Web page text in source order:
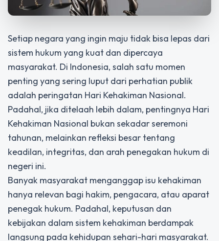
Setiap negara yang ingin maju tidak bisa lepas dari
sistem hukum yang kuat dan dipercaya
masyarakat. Di Indonesia, salah satu momen
penting yang sering luput dari perhatian publik
adalah peringatan Hari Kehakiman Nasional.
Padahal, jika ditelaah lebih dalam, pentingnya Hari
Kehakiman Nasional bukan sekadar seremoni
tahunan, melainkan refleksi besar tentang
keadilan, integritas, dan arah penegakan hukum di
negeri ini.
Banyak masyarakat menganggap isu kehakiman
hanya relevan bagi hakim, pengacara, atau aparat
penegak hukum. Padahal, keputusan dan
kebijakan dalam sistem kehakiman berdampak
langsung pada kehidupan sehari-hari masyarakat.